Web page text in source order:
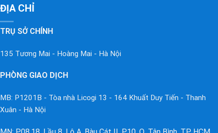
ĐỊA CHỈ
TRỤ SỞ CHÍNH
135 Tương Mai - Hoàng Mai - Hà Nội
PHÒNG GIAO DỊCH
MB: P1201B - Tòa nhà Licogi 13 - 164 Khuất Duy Tiến - Thanh
Xuân - Hà Nội